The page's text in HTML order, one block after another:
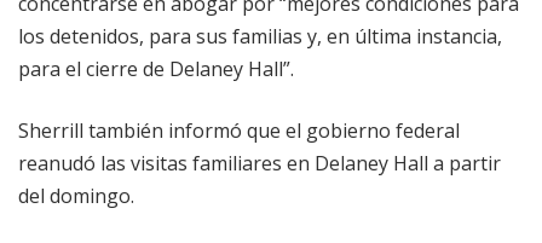
los detenidos, para sus familias y, en última instancia,
para el cierre de Delaney Hall”.
Sherrill también informó que el gobierno federal
reanudó las visitas familiares en Delaney Hall a partir
del domingo.